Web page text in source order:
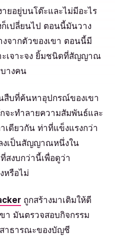
ยอยู่บนโต๊ะและไม่มีอะไร
เปลี่ยนไป ตอนนี้มันวาง
จากตัวของเขา ตอนนี้มี
เจาะจง ยิ้มชนิดที่สัญญาณ
างคน
สืบที่ค้นหาอุปกรณ์ของเขา
จะทำลายความสัมพันธ์และ
เดียวกัน ท่าที่แข็งแรงกว่า
งเป็นสัญญาณหนึ่งใน
งบกว่านี้เพื่อดูว่า
หรือไม่
ถูกสร้างมาเติมให้ดี
า มันตรวจสอบกิจกรรม
าธารณะของบัญชี